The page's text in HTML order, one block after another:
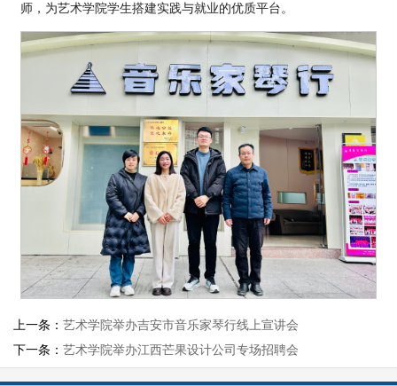
师，为艺术学院学生搭建实践与就业的优质平台。
上一条： 艺术学院举办吉安市音乐家琴行线上宣讲会
下一条： 艺术学院举办江西芒果设计公司专场招聘会